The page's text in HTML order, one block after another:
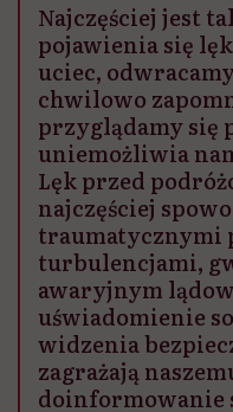
Najczęściej jest
pojawienia się
uciec,
chwilowo
przyglądamy się
uniemożliwia
Lęk przed
najczęściej
traumatycznymi
turbulencjami,
awaryjnym
uświadomienie
widzenia
zagrażają
doinformowanie